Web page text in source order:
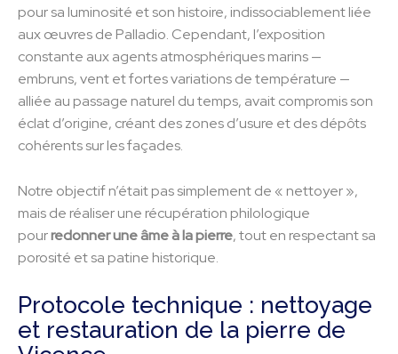
pour sa luminosité et son histoire, indissociablement liée
aux œuvres de Palladio. Cependant, l’exposition
constante aux agents atmosphériques marins —
embruns, vent et fortes variations de température —
alliée au passage naturel du temps, avait compromis son
éclat d’origine, créant des zones d’usure et des dépôts
cohérents sur les façades.
Notre objectif n’était pas simplement de « nettoyer »,
mais de réaliser une récupération philologique
pourredonner une âme à la pierre, tout en respectant sa
porosité et sa patine historique.
Protocole technique : nettoyage
et restauration de la pierre de